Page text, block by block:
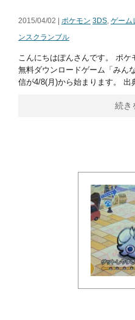
2015/04/02 | ポケモン 3DS, ゲーム
ンスクランブル
こんにちはぽんさんです。 ポ
無料ダウンロードゲーム「みん
信が4/8(月)から始まります。 出
続き